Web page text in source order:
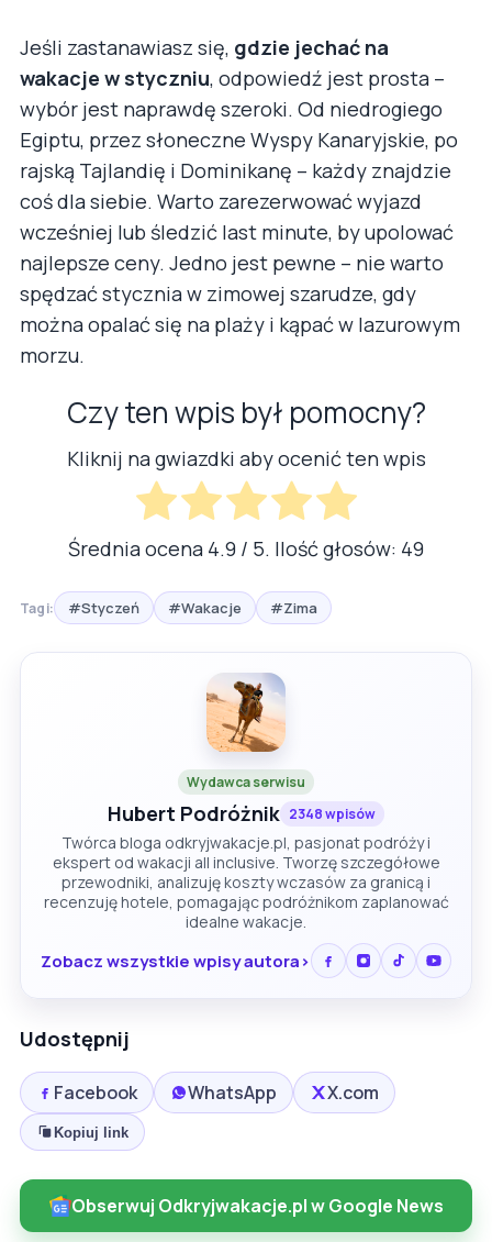
Jeśli zastanawiasz się, gdzie jechać na
wakacje w styczniu, odpowiedź jest prosta –
wybór jest naprawdę szeroki. Od niedrogiego
Egiptu, przez słoneczne Wyspy Kanaryjskie, po
rajską Tajlandię i Dominikanę – każdy znajdzie
coś dla siebie. Warto zarezerwować wyjazd
wcześniej lub śledzić last minute, by upolować
najlepsze ceny. Jedno jest pewne – nie warto
spędzać stycznia w zimowej szarudze, gdy
można opalać się na plaży i kąpać w lazurowym
morzu.
Czy ten wpis był pomocny?
Kliknij na gwiazdki aby ocenić ten wpis
Średnia ocena 4.9 / 5. Ilość głosów: 49
Tagi: #Styczeń #Wakacje #Zima
Wydawca serwisu
Hubert Podróżnik 2348 wpisów
Twórca bloga odkryjwakacje.pl, pasjonat podróży i
ekspert od wakacji all inclusive. Tworzę szczegółowe
przewodniki, analizuję koszty wczasów za granicą i
recenzuję hotele, pomagając podróżnikom zaplanować
idealne wakacje.
Zobacz wszystkie wpisy autora
Udostępnij
Facebook WhatsApp X.com
Kopiuj link
Obserwuj Odkryjwakacje.pl w Google News